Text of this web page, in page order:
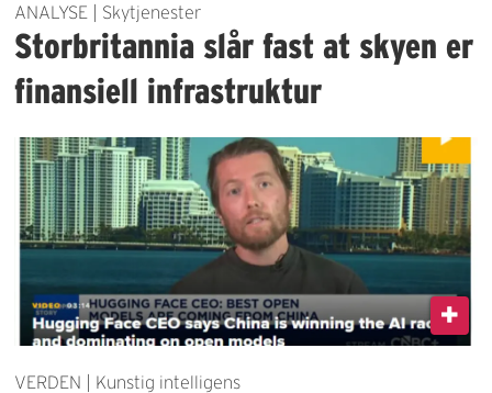
ANALYSE | Skytjenester
Storbritannia slår fast at skyen er
finansiell infrastruktur
VERDEN | Kunstig intelligens